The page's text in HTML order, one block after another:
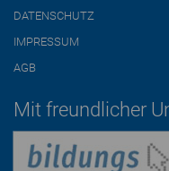
DATENSCHUTZ
IMPRESSUM
AGB
Mit freundlicher